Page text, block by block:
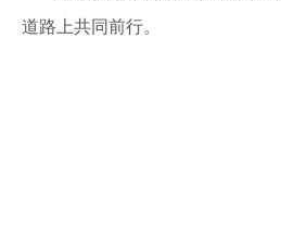
道路上共同前行。